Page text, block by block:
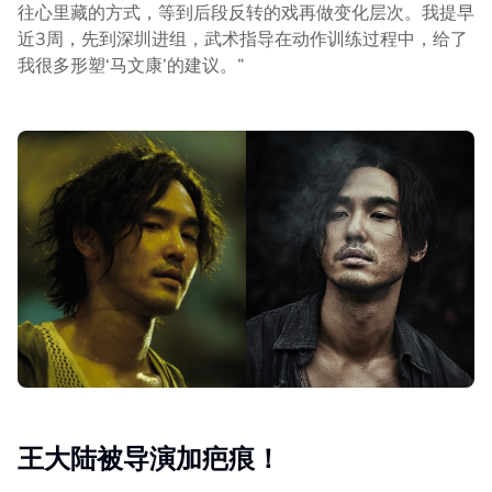
往心里藏的方式，等到后段反转的戏再做变化层次。我提早
近3周，先到深圳进组，武术指导在动作训练过程中，给了
我很多形塑‘马文康’的建议。”
王大陆被导演加疤痕！